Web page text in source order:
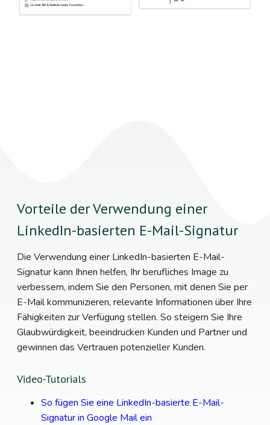
Vorteile der Verwendung einer
LinkedIn-basierten E-Mail-Signatur
Die Verwendung einer LinkedIn-basierten E-Mail-
Signatur kann Ihnen helfen, Ihr berufliches Image zu
verbessern, indem Sie den Personen, mit denen Sie per
E-Mail kommunizieren, relevante Informationen über Ihre
Fähigkeiten zur Verfügung stellen. So steigern Sie Ihre
Glaubwürdigkeit, beeindrucken Kunden und Partner und
gewinnen das Vertrauen potenzieller Kunden.
Video-Tutorials
So fügen Sie eine LinkedIn-basierte E-Mail-
Signatur in Google Mail ein